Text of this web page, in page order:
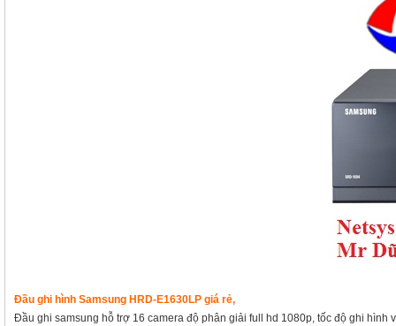
Đầu ghi hình Samsung HRD-E1630LP giá rẻ,
Đầu ghi samsung hỗ trợ 16 camera độ phân giải full hd 1080p, tốc độ ghi hình